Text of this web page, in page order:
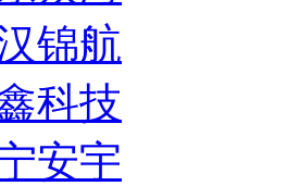
锦航
科技
安宇